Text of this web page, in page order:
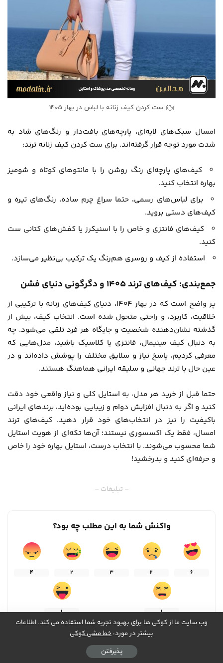
ست کردن کیف زنانه با لباس در بهار 1405
امسال سبک‌های لایه‌ای، پارچه‌های بافت‌دار و رنگ‌های شاد به
شدت مورد توجه قرار گرفته‌اند. برای ست کردن کیف زنانه ترند:
کیف‌های پارچه‌ای رنگ روشن را با مانتوهای کوتاه و شومیز
بهاره انتخاب کنید.
برای لباس‌های رسمی، حتما سراغ چرم ساده، رنگ‌های تیره و
کیف‌های دستی بروید.
کیف‌های فانتزی و خاص را با اسنیکرز یا کفش‌های کتانی ست
کنید.
استفاده از کیف و روسری هم‌رنگ یک ترکیب بی‌نظیر می‌سازد.
جمع‌بندی: کیف‌های ترند 1405 و دگرگونی دنیای فشن
پر واضح است که در بهار ۱۴۰۴، دنیای کیف‌های زنانه با ترکیبی از
خلاقیت، کاربرد، و راحتی متحول شده است. انتخاب کیف، بیش از
گذشته نشان‌دهنده شخصیت و جایگاه هر فرد تلقی می‌شود. چه
به دنبال کیف مینیمال، فانتزی یا کلاسیک باشید، مدل‌هایی که
معرفی کردیم، پاسخ نیاز و سلایق مختلف را پوشش داده‌اند و در
عین حال با ترند جهانی و سلیقه ایرانی هماهنگ هستند.
حتما قبل از خرید هر مدل، به استایل کلی و نیاز واقعی خود دقت
کنید و اگر به دنبال افزایش دوام و زیبایی بوده‌اید، برندهای ایرانی
باکیفیت را نیز در انتخاب‌های خود قرار دهید. کیف‌های ترند
امسال، فقط یک اکسسوری نیستند؛ آن‌ها تکه‌ای از هویت استایل
شما محسوب می‌شوند. با انتخاب درست، استایل بهاره خود را خاص
و حرفه‌ای کنید و بدرخشید!
– تبلیغات –
واکنش شما به این مطلب چه بود؟
6
2
3
2
4
1
1
وب سایت ما از کوکی ها برای بهبود تجربه شما استفاده می کند. اطلاعات
بیشتر در مورد: خط مشی کوکی
پذیرفتن